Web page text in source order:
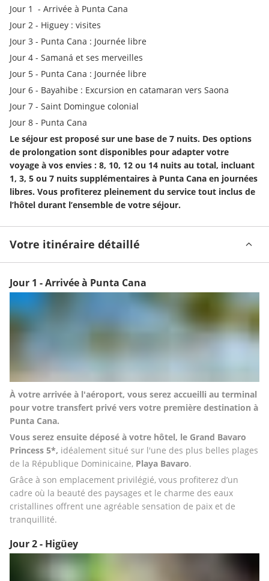
Jour 1  - Arrivée à Punta Cana
Jour 2 - Higuey : visites
Jour 3 - Punta Cana : Journée libre
Jour 4 - Samaná et ses merveilles
Jour 5 - Punta Cana : Journée libre
Jour 6 - Bayahibe : Excursion en catamaran vers Saona
Jour 7 - Saint Domingue colonial
Jour 8 - Punta Cana
Le séjour est proposé sur une base de 7 nuits. Des options
de prolongation sont disponibles pour adapter votre
voyage à vos envies : 8, 10, 12 ou 14 nuits au total, incluant
1, 3, 5 ou 7 nuits supplémentaires à Punta Cana en journées
libres. Vous profiterez pleinement du service tout inclus de
l’hôtel durant l’ensemble de votre séjour.
Votre itinéraire détaillé
Jour 1 - Arrivée à Punta Cana
À votre arrivée à l'aéroport, vous serez accueilli au terminal
pour votre transfert privé vers votre première destination à
Punta Cana.
Vous serez ensuite déposé à votre hôtel, le Grand Bavaro
Princess 5*, idéalement situé sur l'une des plus belles plages
de la République Dominicaine, Playa Bavaro.
Grâce à son emplacement privilégié, vous profiterez d’un
cadre où la beauté des paysages et le charme des eaux
cristallines offrent une agréable sensation de paix et de
tranquillité.
Jour 2 - Higüey